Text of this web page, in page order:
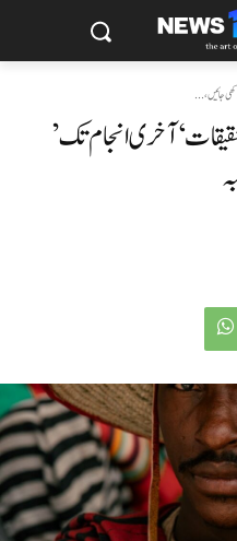
جائیں،...
‘آخری انجام تک’